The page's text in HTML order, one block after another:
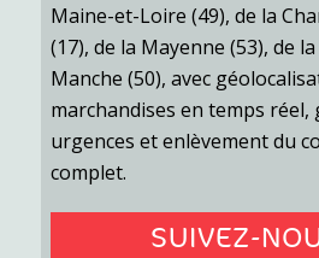
Maine-et-Loire (49), de la
(17), de la Mayenne (53), de
Manche (50), avec
marchandises en temps réel,
urgences et enlèvement du
complet.
SUIVEZ-